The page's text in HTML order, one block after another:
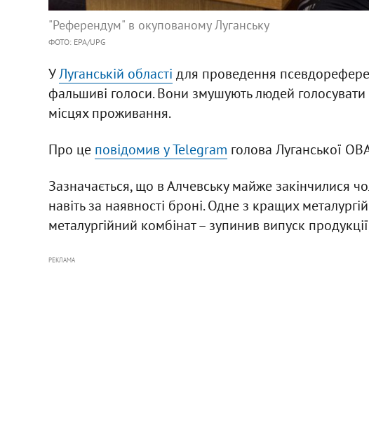
"Референдум" в окупованому Луганську
ФОТО: EPA/UPG
УЛуганській області для проведення
фальшиві голоси. Вони змушують людей голосувати
місцях проживання.
Про це повідомив у Telegram голова Луганської
Зазначається, що в Алчевську майже закінчилися
навіть за наявності броні. Одне з кращих
металургійний комбінат – зупинив випуск
РЕКЛАМА